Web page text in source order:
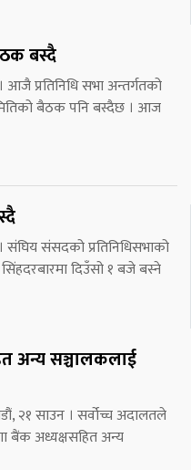
बस्दै
आजै प्रतिनिधि सभा अन्तर्गतको
बैठक पनि बस्दैछ । आज
संघिय संसदको प्रतिनिधिसभाको
दिउँसो १ बजे बस्ने
अन्य सञ्चालकलाई
२१ साउन । सर्वोच्च अदालतले
बैंक अध्यक्षसहित अन्य